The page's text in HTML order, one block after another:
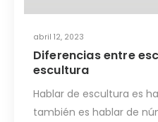
abril 12, 2023
Diferencias entre
escultura
Hablar de escultura es
también es hablar de